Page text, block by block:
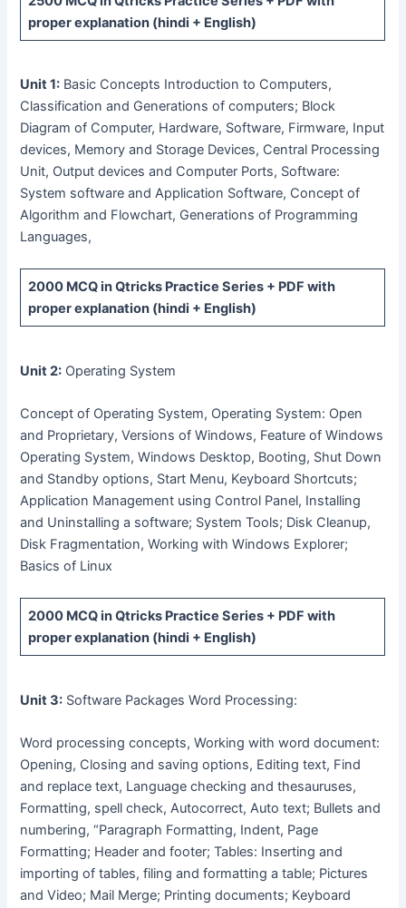
proper explanation (hindi + English)
Unit 1: Basic Concepts Introduction to Computers,
Classification and Generations of computers; Block
Diagram of Computer, Hardware, Software, Firmware, Input
devices, Memory and Storage Devices, Central Processing
Unit, Output devices and Computer Ports, Software:
System software and Application Software, Concept of
Algorithm and Flowchart, Generations of Programming
Languages,
2000 MCQin Qtricks Practice Series + PDF with
proper explanation (hindi + English)
Unit 2: Operating System
Concept of Operating System, Operating System: Open
and Proprietary, Versions of Windows, Feature of Windows
Operating System, Windows Desktop, Booting, Shut Down
and Standby options, Start Menu, Keyboard Shortcuts;
Application Management using Control Panel, Installing
and Uninstalling a software; System Tools; Disk Cleanup,
Disk Fragmentation, Working with Windows Explorer;
Basics of Linux
2000 MCQin Qtricks Practice Series + PDF with
proper explanation (hindi + English)
Unit 3: Software Packages Word Processing:
Word processing concepts, Working with word document:
Opening, Closing and saving options, Editing text, Find
and replace text, Language checking and thesauruses,
Formatting, spell check, Autocorrect, Auto text; Bullets and
numbering, “Paragraph Formatting, Indent, Page
Formatting; Header and footer; Tables: Inserting and
importing of tables, filing and formatting a table; Pictures
and Video; Mail Merge; Printing documents; Keyboard